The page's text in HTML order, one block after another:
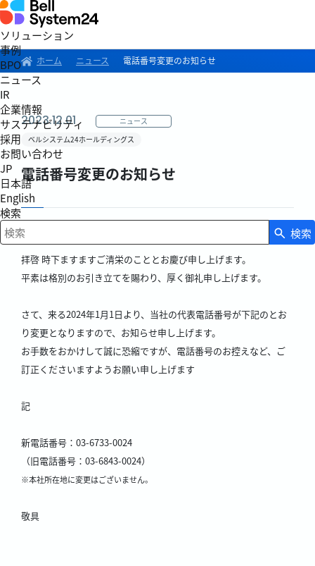
ソリューション
事例
BPO
ニュース
IR
企業情報
サステナビリティ
採用
お問い合わせ
JP
日本語
English
検索
検索キーワード入力
検索
ホーム ニュース 電話番号変更のお知らせ
2023.12.01
ニュース
ベルシステム24ホールディングス
電話番号変更のお知らせ
拝啓 時下ますますご清栄のこととお慶び申し上げます。
平素は格別のお引き立てを賜わり、厚く御礼申し上げます。
さて、来る2024年1月1日より、当社の代表電話番号が下記のとお
り変更となりますので、お知らせ申し上げます。
お手数をおかけして誠に恐縮ですが、電話番号のお控えなど、ご
訂正くださいますようお願い申し上げます
記
新電話番号：03-6733-0024
（旧電話番号：03-6843-0024）
※本社所在地に変更はございません。
敬具